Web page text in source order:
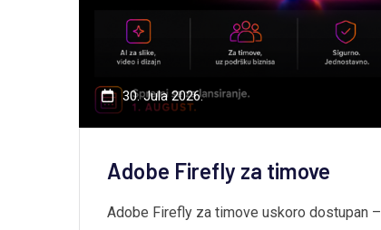
30. Jula 2026.
Adobe Firefly za timove
Adobe Firefly za timove uskoro dostupan –